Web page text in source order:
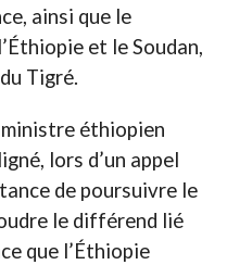
ainsi que le
et le Soudan,
Tigré.
éthiopien
lors d’un appel
de poursuivre le
le différend lié
que l’Éthiopie